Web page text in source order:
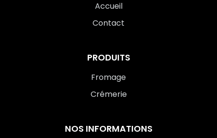
Accueil
Contact
PRODUITS
Fromage
Crémerie
NOS INFORMATIONS